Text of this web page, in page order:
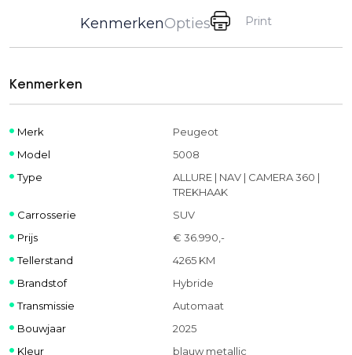
KenmerkenOpties Print
Kenmerken
Merk
Peugeot
Model
5008
Type
ALLURE | NAV | CAMERA 360 |
TREKHAAK
Carrosserie
SUV
Prijs
€ 36.990,-
Tellerstand
4265 KM
Brandstof
Hybride
Transmissie
Automaat
Bouwjaar
2025
Kleur
blauw metallic